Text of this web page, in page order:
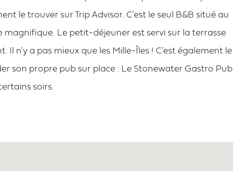
le trouver sur Trip Advisor. C'est le seul B&B situé au
magnifique. Le petit-déjeuner est servi sur la terrasse
Il n'y a pas mieux que les Mille-Îles ! C'est également le
son propre pub sur place : Le Stonewater Gastro Pub
soirs.